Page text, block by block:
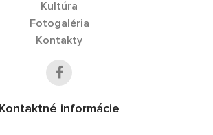
Kultúra
Fotogaléria
Kontakty
Kontaktné informácie